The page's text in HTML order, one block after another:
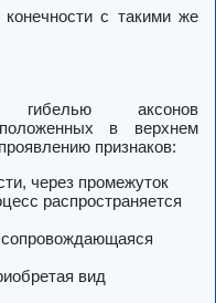
с такими же
гибелью аксонов
в верхнем
признаков:
через промежуток
распространяется
вид